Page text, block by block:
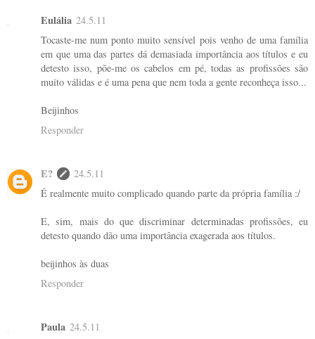
Eulália 24.5.11
Tocaste-me num ponto muito sensível pois venho de uma família
em que uma das partes dá demasiada importância aos títulos e eu
detesto isso, põe-me os cabelos em pé, todas as profissões são
muito válidas e é uma pena que nem toda a gente reconheça isso...
Beijinhos
Responder
E?
24.5.11
É realmente muito complicado quando parte da própria família :/
E, sim, mais do que discriminar determinadas profissões, eu
detesto quando dão uma importância exagerada aos títulos.
beijinhos às duas
Responder
Paula 24.5.11